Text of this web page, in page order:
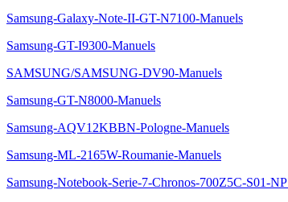
Samsung-Galaxy-Note-II-GT-N7100-Manuels
Samsung-GT-I9300-Manuels
SAMSUNG/SAMSUNG-DV90-Manuels
Samsung-GT-N8000-Manuels
Samsung-AQV12KBBN-Pologne-Manuels
Samsung-ML-2165W-Roumanie-Manuels
Samsung-Notebook-Serie-7-Chronos-700Z5C-S01-